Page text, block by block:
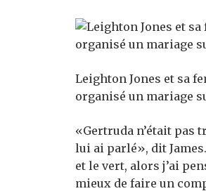
Leighton Jones et sa
organisé un mariage
«Gertruda n’était pas
lui ai parlé», dit
et le vert, alors j’ai
mieux de faire un